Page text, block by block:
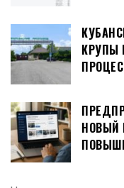
КРУПЫ
НОВЫЙ